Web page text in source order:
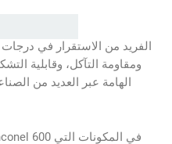
ومقاومة التآكل، وقابلية
الهامة عبر العديد من